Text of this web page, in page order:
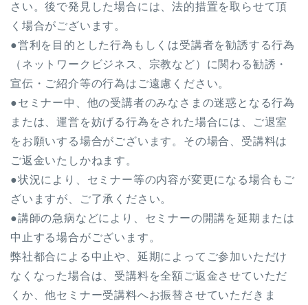
さい。後で発見した場合には、法的措置を取らせて頂
く場合がございます。
●営利を目的とした行為もしくは受講者を勧誘する行為
（ネットワークビジネス、宗教など）に関わる勧誘・
宣伝・ご紹介等の行為はご遠慮ください。
●セミナー中、他の受講者のみなさまの迷惑となる行為
または、運営を妨げる行為をされた場合には、ご退室
をお願いする場合がございます。その場合、受講料は
ご返金いたしかねます。
●状況により、セミナー等の内容が変更になる場合もご
ざいますが、ご了承ください。
●講師の急病などにより、セミナーの開講を延期または
中止する場合がございます。
弊社都合による中止や、延期によってご参加いただけ
なくなった場合は、受講料を全額ご返金させていただ
くか、他セミナー受講料へお振替させていただきま